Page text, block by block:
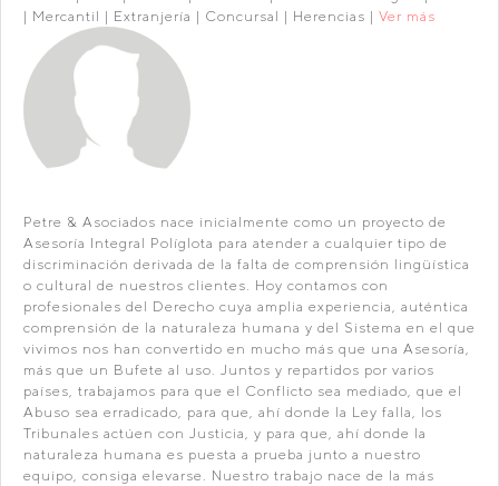
| Mercantil | Extranjería | Concursal | Herencias | Ver más
Petre & Asociados nace inicialmente como un proyecto de
Asesoría Integral Políglota para atender a cualquier tipo de
discriminación derivada de la falta de comprensión lingüística
o cultural de nuestros clientes. Hoy contamos con
profesionales del Derecho cuya amplia experiencia, auténtica
comprensión de la naturaleza humana y del Sistema en el que
vivimos nos han convertido en mucho más que una Asesoría,
más que un Bufete al uso. Juntos y repartidos por varios
países, trabajamos para que el Conflicto sea mediado, que el
Abuso sea erradicado, para que, ahí donde la Ley falla, los
Tribunales actúen con Justicia, y para que, ahí donde la
naturaleza humana es puesta a prueba junto a nuestro
equipo, consiga elevarse. Nuestro trabajo nace de la más